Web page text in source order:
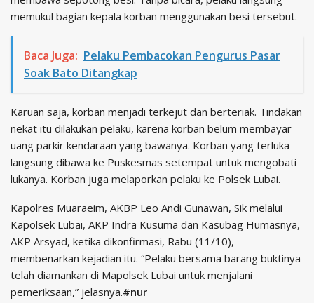
memukul bagian kepala korban menggunakan besi tersebut.
Baca Juga: Pelaku Pembacokan Pengurus Pasar
Soak Bato Ditangkap
Karuan saja, korban menjadi terkejut dan berteriak. Tindakan
nekat itu dilakukan pelaku, karena korban belum membayar
uang parkir kendaraan yang bawanya. Korban yang terluka
langsung dibawa ke Puskesmas setempat untuk mengobati
lukanya. Korban juga melaporkan pelaku ke Polsek Lubai.
Kapolres Muaraeim, AKBP Leo Andi Gunawan, Sik melalui
Kapolsek Lubai, AKP Indra Kusuma dan Kasubag Humasnya,
AKP Arsyad, ketika dikonfirmasi, Rabu (11/10),
membenarkan kejadian itu. “Pelaku bersama barang buktinya
telah diamankan di Mapolsek Lubai untuk menjalani
pemeriksaan,” jelasnya.#nur